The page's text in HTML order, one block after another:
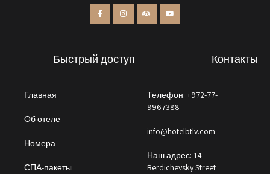
Быстрый доступ
Главная
Об отеле
Номера
СПА-пакеты
Контакты
Телефон: +972-77-
9967388
info@hotelbtlv.com
Наш адрес: 14
Berdichevsky Street